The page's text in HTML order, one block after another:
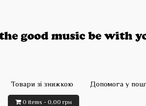
Товари зі знижкою Допомога у
0 items - 0,00 грн